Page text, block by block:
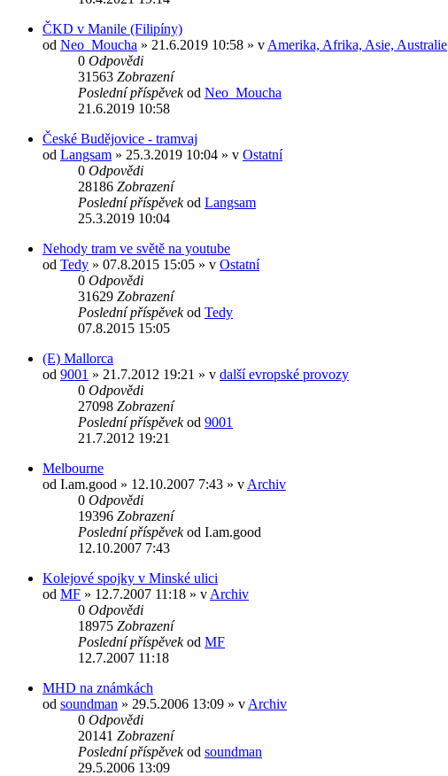
ČKD v Manile (Filipíny)
od Neo_Moucha » 21.6.2019 10:58 » v Amerika, Afrika, Asie, Australie
0 Odpovědi
31563 Zobrazení
Poslední příspěvekod Neo_Moucha
21.6.2019 10:58
České Budějovice - tramvaj
od Langsam » 25.3.2019 10:04 » v Ostatní
0 Odpovědi
28186 Zobrazení
Poslední příspěvekod Langsam
25.3.2019 10:04
Nehody tram ve světě na youtube
od Tedy » 07.8.2015 15:05 » v Ostatní
0 Odpovědi
31629 Zobrazení
Poslední příspěvekod Tedy
07.8.2015 15:05
(E) Mallorca
od 9001 » 21.7.2012 19:21 » v další evropské provozy
0 Odpovědi
27098 Zobrazení
Poslední příspěvekod 9001
21.7.2012 19:21
Melbourne
od I.am.good » 12.10.2007 7:43 » v Archiv
0 Odpovědi
19396 Zobrazení
Poslední příspěvekod I.am.good
12.10.2007 7:43
Kolejové spojky v Minské ulici
od MF » 12.7.2007 11:18 » v Archiv
0 Odpovědi
18975 Zobrazení
Poslední příspěvekod MF
12.7.2007 11:18
MHD na známkách
od soundman » 29.5.2006 13:09 » v Archiv
0 Odpovědi
20141 Zobrazení
Poslední příspěvekod soundman
29.5.2006 13:09